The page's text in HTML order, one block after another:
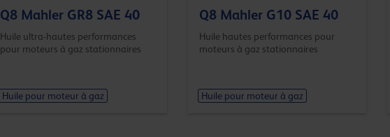
Q8 Mahler GR8 SAE 40
Huile ultra-hautes performances
pour moteurs à gaz stationnaires
Huile pour moteur à gaz
Q8 Mahler G10 SAE 40
Huile hautes performances pour
moteurs à gaz stationnaires
Huile pour moteur à gaz